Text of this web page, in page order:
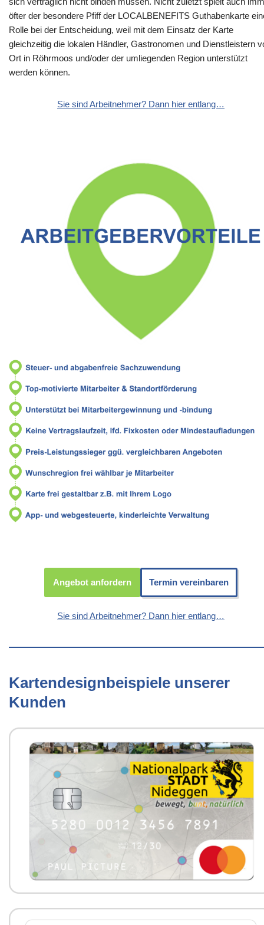
öfter der besondere Pfiff der LOCALBENEFITS Guthabenkarte
Rolle bei der Entscheidung, weil mit dem Einsatz der Karte
gleichzeitig die lokalen Händler, Gastronomen und Dienstleistern
Ort in Röhrmoos und/oder der umliegenden Region unterstützt
werden können.
Sie sind Arbeitnehmer? Dann hier entlang…
Angebot anfordern Termin vereinbaren
Sie sind Arbeitnehmer? Dann hier entlang…
Kartendesignbeispiele unserer
Kunden